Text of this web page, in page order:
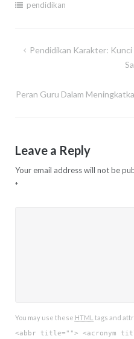
pendidikan
Post
Pendidikan Karakter:
Peran Guru Dalam
Leave a Reply
Your email address will not be
*
You may use these HTML tags and
<abbr title=""> <acronym